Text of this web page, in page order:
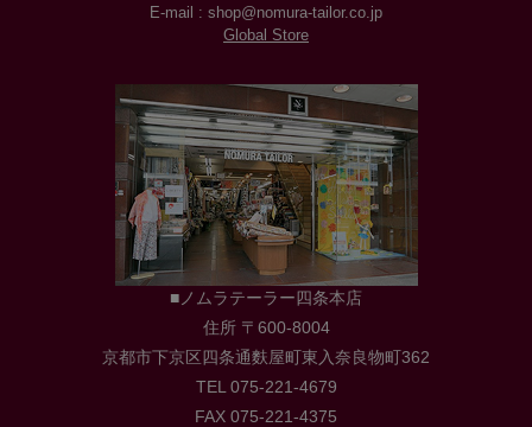
E-mail : shop@nomura-tailor.co.jp
Global Store
■ノムラテーラー四条本店
住所 〒600-8004
京都市下京区四条通麩屋町東入奈良物町362
TEL 075-221-4679
FAX 075-221-4375